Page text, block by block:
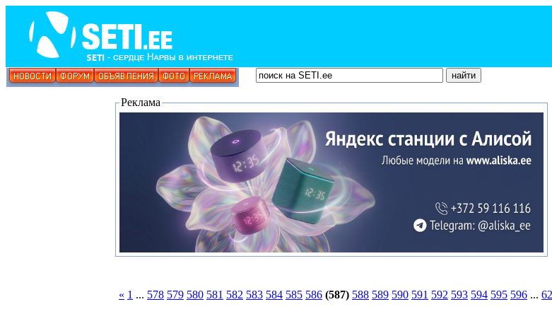
Реклама
« 1 ... 578 579 580 581 582 583 584 585 586 (587) 588 589 590 591 592 593 594 595 596 ...